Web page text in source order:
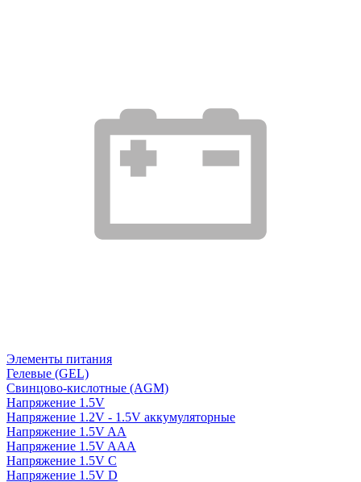
Элементы питания
Гелевые (GEL)
Свинцово-кислотные (AGM)
Напряжение 1.5V
Напряжение 1.2V - 1.5V аккумуляторные
Напряжение 1.5V AA
Напряжение 1.5V AAA
Напряжение 1.5V C
Напряжение 1.5V D